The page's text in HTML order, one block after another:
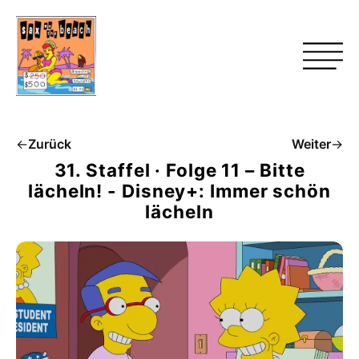
←Zurück Weiter→
31. Staffel · Folge 11 – Bitte
lächeln! - Disney+: Immer schön
lächeln